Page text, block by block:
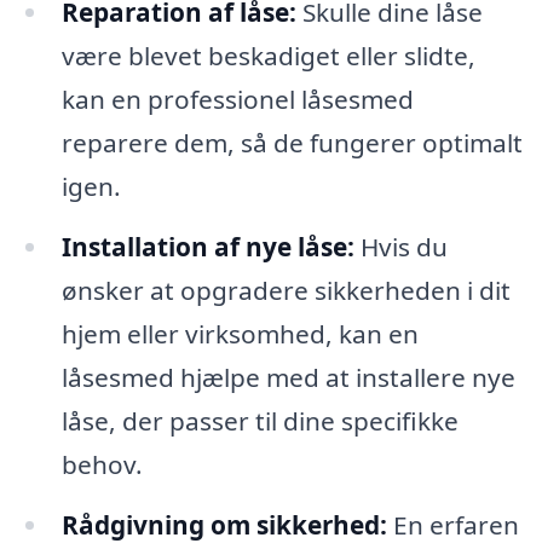
Reparation af låse: Skulle dine låse
være blevet beskadiget eller slidte,
kan en professionel låsesmed
reparere dem, så de fungerer optimalt
igen.
Installation af nye låse: Hvis du
ønsker at opgradere sikkerheden i dit
hjem eller virksomhed, kan en
låsesmed hjælpe med at installere nye
låse, der passer til dine specifikke
behov.
Rådgivning om sikkerhed: En erfaren